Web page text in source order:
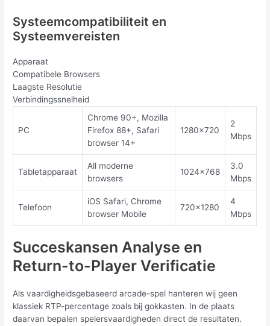
Systeemcompatibiliteit en
Systeemvereisten
Apparaat
Compatibele Browsers
Laagste Resolutie
Verbindingssnelheid
PC
Chrome 90+, Mozilla
Firefox 88+, Safari
browser 14+
1280×720
2
Mbps
Tabletapparaat
All moderne
browsers
1024×768
3.0
Mbps
Telefoon
iOS Safari, Chrome
browser Mobile
720×1280
4
Mbps
Succeskansen Analyse en
Return-to-Player Verificatie
Als vaardigheidsgebaseerd arcade-spel hanteren wij geen
klassiek RTP-percentage zoals bij gokkasten. In de plaats
daarvan bepalen spelersvaardigheden direct de resultaten.